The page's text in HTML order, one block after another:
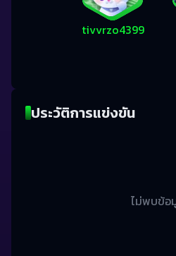
tivvrzo4399
ประวัติการแข่งขัน
ไม่พบข้อ